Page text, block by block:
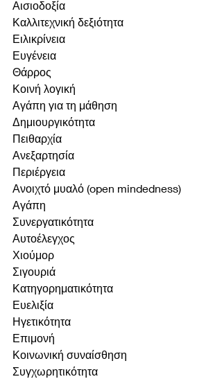
Αισιοδοξία
Καλλιτεχνική δεξιότητα
Ειλικρίνεια
Ευγένεια
Θάρρος
Κοινή λογική
Αγάπη για τη μάθηση
Δημιουργικότητα
Πειθαρχία
Ανεξαρτησία
Περιέργεια
Ανοιχτό μυαλό (open mindedness)
Αγάπη
Συνεργατικότητα
Αυτοέλεγχος
Χιούμορ
Σιγουριά
Κατηγορηματικότητα
Ευελιξία
Ηγετικότητα
Επιμονή
Κοινωνική συναίσθηση
Συγχωρητικότητα